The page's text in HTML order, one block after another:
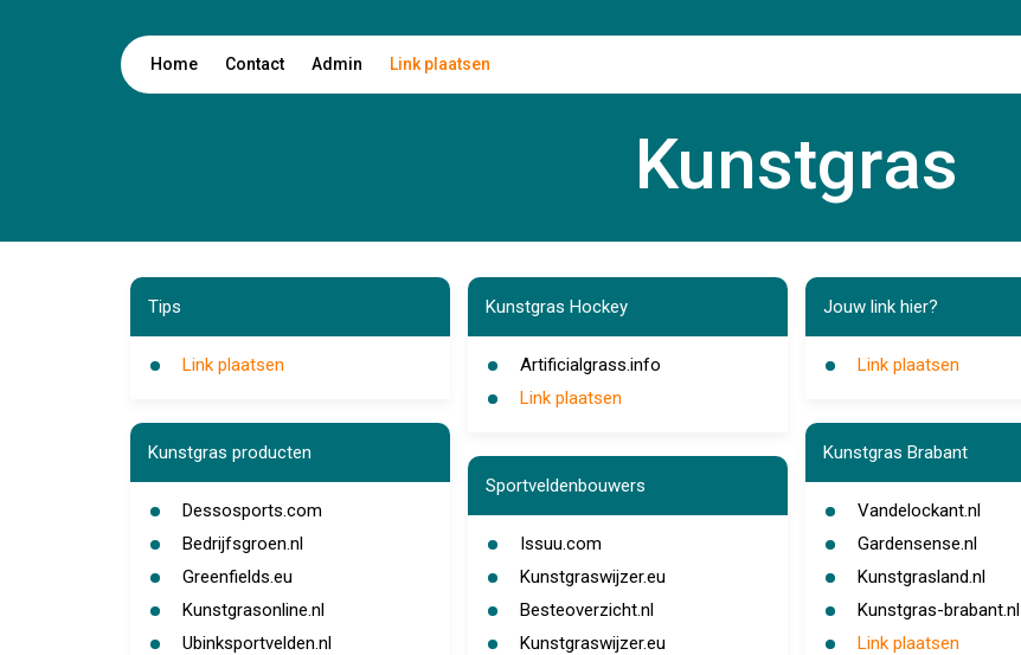
Home Contact Admin Link plaatsen
Kunstgras
Tips
Link plaatsen
Kunstgras producten
Dessosports.com
Bedrijfsgroen.nl
Greenfields.eu
Kunstgrasonline.nl
Ubinksportvelden.nl
Kunstgras Hockey
Artificialgrass.info
Link plaatsen
Sportveldenbouwers
Issuu.com
Kunstgraswijzer.eu
Besteoverzicht.nl
Kunstgraswijzer.eu
Jouw link hier?
Link plaatsen
Kunstgras Brabant
Vandelockant.nl
Gardensense.nl
Kunstgrasland.nl
Kunstgras-brabant.nl
Link plaatsen